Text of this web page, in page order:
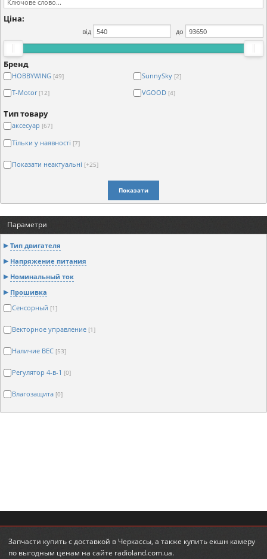
Ціна:
від до
Бренд
HOBBYWING [49] SunnySky [2]
T-Motor [12] VGOOD [4]
Тип товару
аксесуар [67]
Тільки у наявності [7]
Показати неактуальні [+25]
Показати
Параметри
Тип двигателя
Напряжение питания
Номинальный ток
Прошивка
Сенсорный [1]
Векторное управление [1]
Наличие BEC [53]
Регулятор 4-в-1 [0]
Влагозащита [0]
Запчасти купитьс доставкой в Черкассы, а также купить екшн камеру
по выгодным ценам на сайте radioland.com.ua.